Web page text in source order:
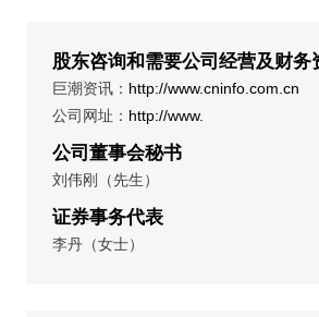
股东咨询和需要公司经营及财务
巨潮资讯： http://www.cninfo.com.cn
公司网址： http://www.
公司董事会秘书
刘伟刚（先生）
证券事务代表
李丹（女士）